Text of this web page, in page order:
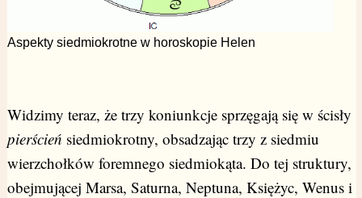
Aspekty siedmiokrotne w horoskopie Helen
Widzimy teraz, że trzy koniunkcje sprzęgają się w ścisły
pierścień siedmiokrotny, obsadzając trzy z siedmiu
wierzchołków foremnego siedmiokąta. Do tej struktury,
obejmującej Marsa, Saturna, Neptuna, Księżyc, Wenus i